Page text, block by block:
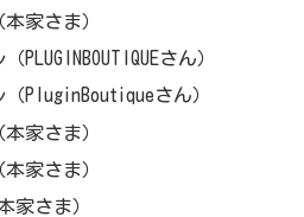
家さま）
PLUGINBOUTIQUEさん）
PluginBoutiqueさん）
家さま）
家さま）
家さま）